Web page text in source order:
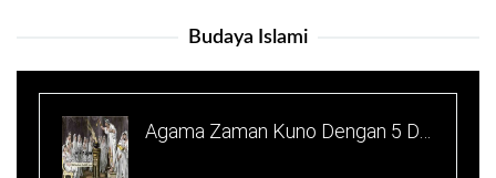
Budaya Islami
Agama Zaman Kuno Dengan 5 D…